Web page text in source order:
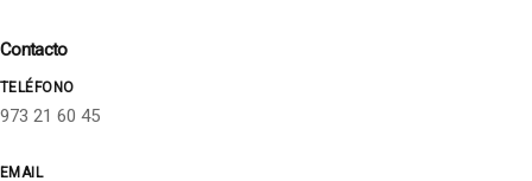
Contacto
TELÉFONO
973 21 60 45
EMAIL